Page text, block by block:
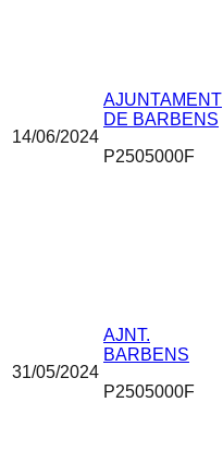
14/06/2024
AJUNTAMENT
DE BARBENS
P2505000F
31/05/2024
AJNT.
BARBENS
P2505000F